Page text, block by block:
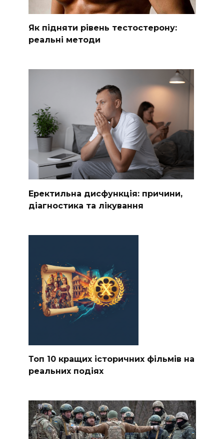
Як підняти рівень тестостерону:
реальні методи
Еректильна дисфункція: причини,
діагностика та лікування
Топ 10 кращих історичних фільмів на
реальних подіях